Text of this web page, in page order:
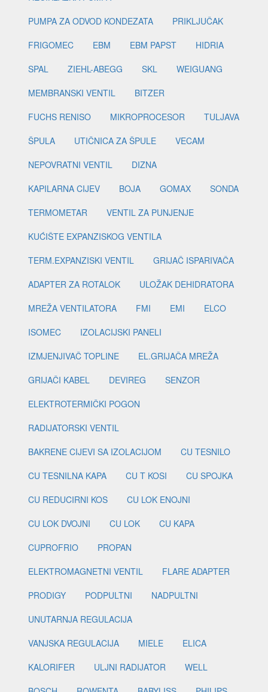
PUMPA ZA ODVOD KONDEZATA
PRIKLJUČAK
FRIGOMEC
EBM EBM PAPST
HIDRIA
SPAL
ZIEHL-ABEGG SKL
WEIGUANG
MEMBRANSKI VENTIL
BITZER
FUCHS RENISO
MIKROPROCESOR
TULJAVA
ŠPULA
UTIČNICA ZA ŠPULE
VECAM
NEPOVRATNI VENTIL
DIZNA
KAPILARNA CIJEV
BOJA GOMAX
SONDA
TERMOMETAR
VENTIL ZA PUNJENJE
KUĆIŠTE EXPANZISKOG VENTILA
TERM.EXPANZISKI VENTIL
GRIJAČ ISPARIVAČA
ADAPTER ZA ROTALOK
ULOŽAK DEHIDRATORA
MREŽA VENTILATORA
FMI EMI
ELCO
ISOMEC
IZOLACIJSKI PANELI
IZMJENJIVAČ TOPLINE
EL.GRIJAČA MREŽA
GRIJAČI KABEL
DEVIREG
SENZOR
ELEKTROTERMIČKI POGON
RADIJATORSKI VENTIL
BAKRENE CIJEVI SA IZOLACIJOM
CU TESNILO
CU TESNILNA KAPA
CU T KOSI
CU SPOJKA
CU REDUCIRNI KOS
CU LOK ENOJNI
CU LOK DVOJNI
CU LOK
CU KAPA
CUPROFRIO
PROPAN
ELEKTROMAGNETNI VENTIL
FLARE ADAPTER
PRODIGY
PODPULTNI
NADPULTNI
UNUTARNJA REGULACIJA
VANJSKA REGULACIJA
MIELE
ELICA
KALORIFER
ULJNI RADIJATOR
WELL